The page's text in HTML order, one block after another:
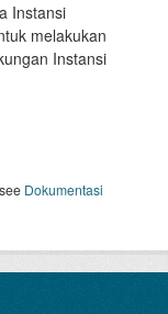
Instansi
melakukan
Instansi
Dokumentasi